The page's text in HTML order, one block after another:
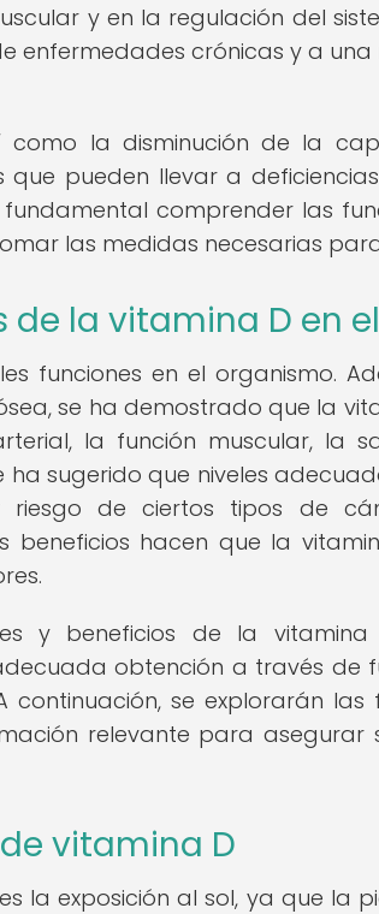
y en la regulación del
enfermedades crónicas y a
como la disminución de la
que pueden llevar a
comprender las
las medidas necesarias
de la vitamina D en
funciones en el organismo.
se ha demostrado que la
la función muscular, la
ha sugerido que niveles
riesgo de ciertos tipos de
beneficios hacen que la
y beneficios de la
obtención a través de
continuación, se explorarán
relevante para
vitamina D
la exposición al sol, ya que la